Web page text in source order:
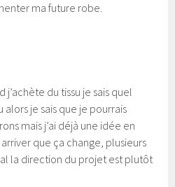
ma future robe.
du tissu je sais quel
alors je sais que je pourrais
mais j’ai déjà une idée en
que ça change, plusieurs
la direction du projet est plutôt